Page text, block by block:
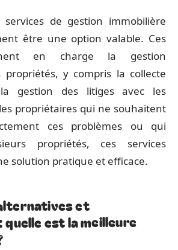
de gestion immobilière
être une option valable. Ces
en charge la gestion
propriétés, y compris la collecte
gestion des litiges avec les
propriétaires qui ne souhaitent
ces problèmes ou qui
propriétés, ces services
solution pratique et efficace.
et
est la meilleure